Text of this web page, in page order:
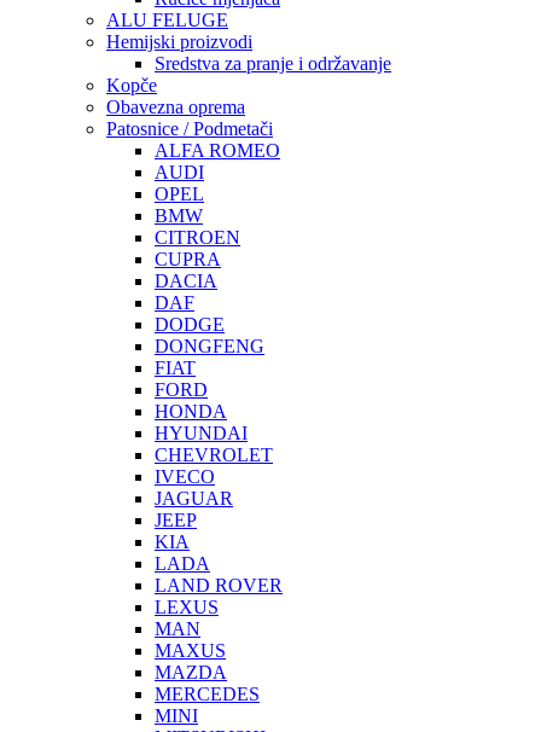
ALU FELUGE
Hemijski proizvodi
Sredstva za pranje i održavanje
Kopče
Obavezna oprema
Patosnice / Podmetači
ALFA ROMEO
AUDI
OPEL
BMW
CITROEN
CUPRA
DACIA
DAF
DODGE
DONGFENG
FIAT
FORD
HONDA
HYUNDAI
CHEVROLET
IVECO
JAGUAR
JEEP
KIA
LADA
LAND ROVER
LEXUS
MAN
MAXUS
MAZDA
MERCEDES
MINI